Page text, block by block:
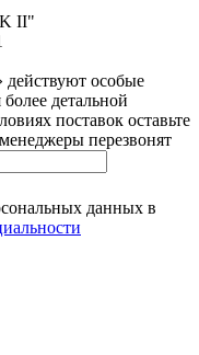
II"
действуют особые
детальной
поставок оставьте
перезвонят
данных в